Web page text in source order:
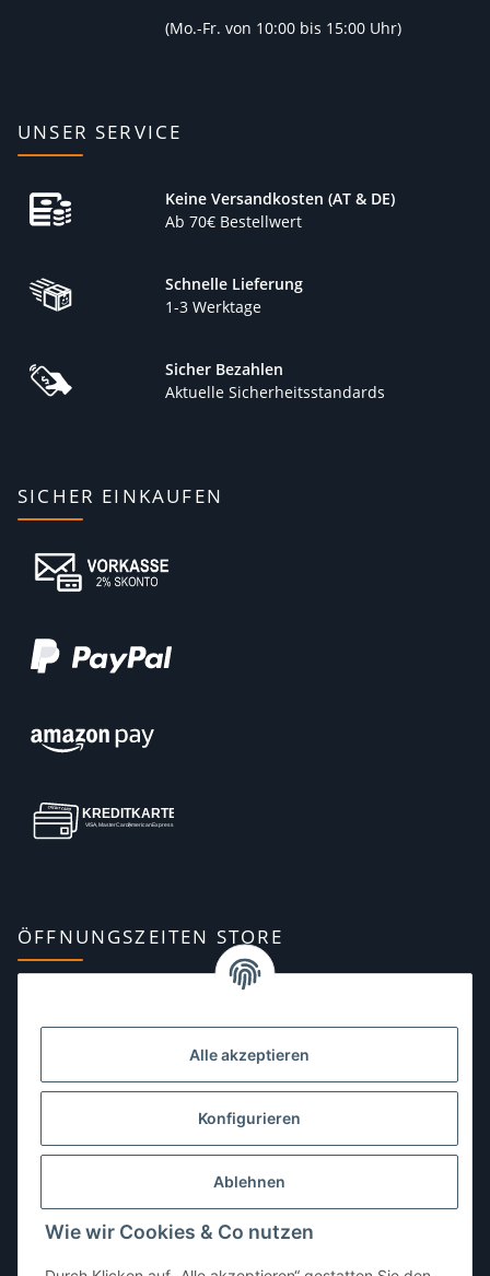
Alle akzeptieren
Konfigurieren
Ablehnen
Wie wir Cookies & Co nutzen
(Mo.-Fr. von 10:00 bis 15:00 Uhr)
UNSER SERVICE
Keine Versandkosten (AT & DE)
Ab 70€ Bestellwert
Schnelle Lieferung
1-3 Werktage
Sicher Bezahlen
Aktuelle Sicherheitsstandards
SICHER EINKAUFEN
ÖFFNUNGSZEITEN STORE
10:00–13:00, 14:00–18:00 Uhr
Dienstag:10:00–13:00, 14:00–16:00 Uhr
10:00–13:00 Uhr
Freitag:10:00–13:00, 14:00–18:00 Uhr
Sonntag: geschlossen